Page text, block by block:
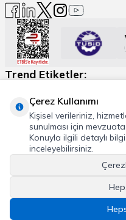
Trend Etiketler:
Espresso Makinesi Kahve
© 2026 Cafemarkt, Tüm
Çerez Kullanımı
Kişisel verileriniz,
sunulması için
Konuyla ilgili detaylı
inceleyebilirsiniz.